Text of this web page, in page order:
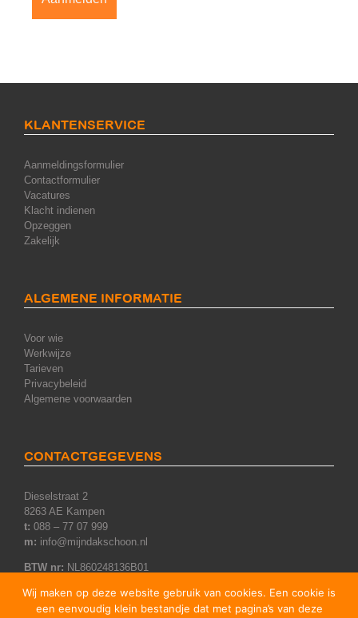
KLANTENSERVICE
Aanmeldingsformulier
Contactformulier
Vacatures
Klacht indienen
Opzeggen
Zakelijk
ALGEMENE INFORMATIE
Voor wie
Werkwijze
Tarieven
Privacybeleid
Algemene voorwaarden
CONTACTGEGEVENS
Dieselstraat 2
8263 AE Kampen
t: 088 – 77 07 999
m: info@mijndakschoon.nl
BTW nr: NL860248136B01
Wij maken op deze website gebruik van cookies. Een cookie is
een eenvoudig klein bestandje dat met pagina’s van deze